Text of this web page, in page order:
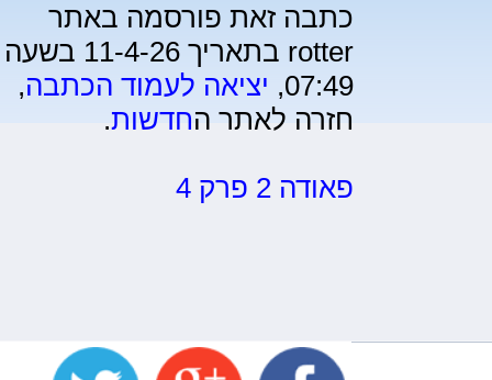
כתבה זאת פורסמה באתר
rotter בתאריך 11-4-26 בשעה
07:49, יציאה לעמוד הכתבה,
חזרה לאתר החדשות.
פאודה 2 פרק 4